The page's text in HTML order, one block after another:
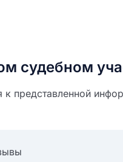
судебном
представленной